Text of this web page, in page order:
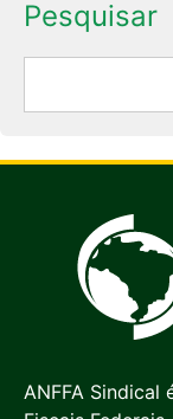
Pesquisar
ANFFA